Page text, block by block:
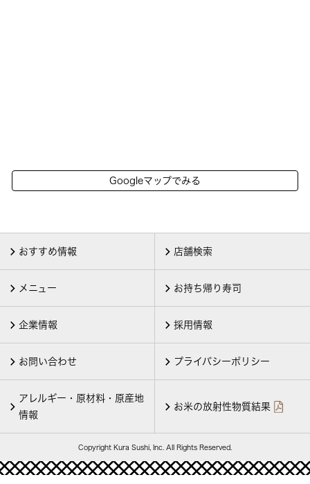
Googleマップでみる
おすすめ情報 店舗検索
メニュー お持ち帰り寿司
企業情報 採用情報
お問い合わせ プライバシーポリシー
アレルギー・原材料・原産地
情報
お米の放射性物質結果
Copyright Kura Sushi, Inc. All Rights Reserved.